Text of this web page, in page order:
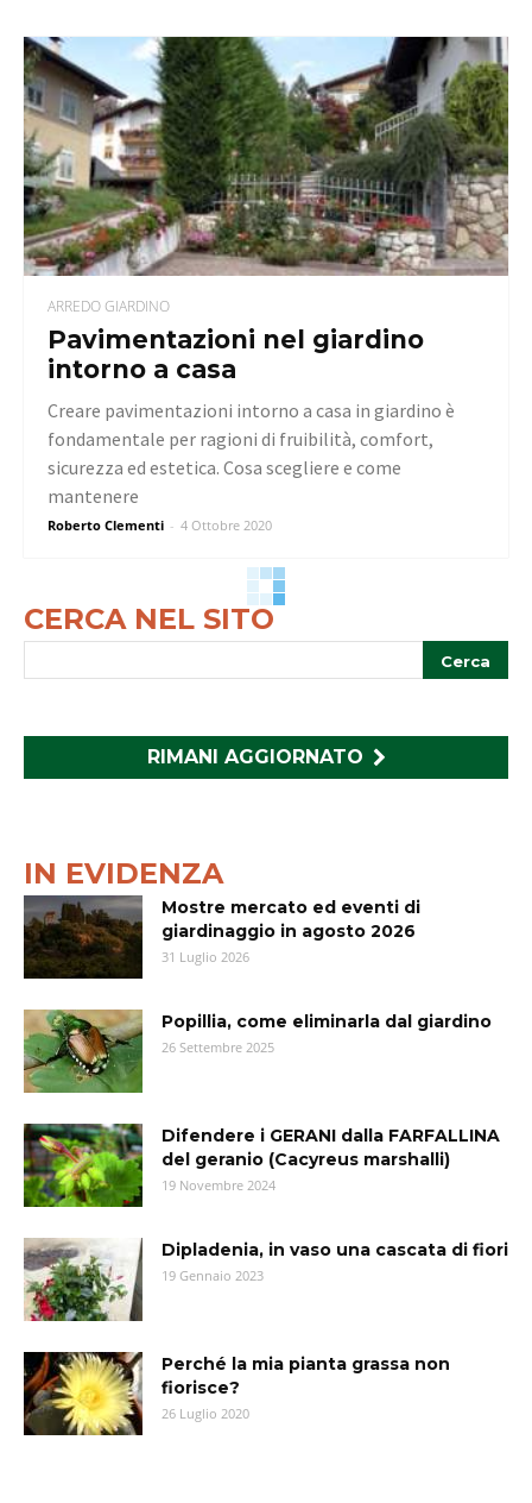
ARREDO GIARDINO
Pavimentazioni nel giardino
intorno a casa
Roberto Clementi - 4 Ottobre 2020
Creare pavimentazioni intorno a casa in giardino è
fondamentale per ragioni di fruibilità, comfort,
sicurezza ed estetica. Cosa scegliere e come
mantenere
CERCA NEL SITO
RIMANI AGGIORNATO
IN EVIDENZA
Mostre mercato ed eventi di
giardinaggio in agosto 2026
31 Luglio 2026
Popillia, come eliminarla dal giardino
26 Settembre 2025
Difendere i GERANI dalla FARFALLINA
del geranio (Cacyreus marshalli)
19 Novembre 2024
Dipladenia, in vaso una cascata di fiori
19 Gennaio 2023
Perché la mia pianta grassa non
fiorisce?
26 Luglio 2020